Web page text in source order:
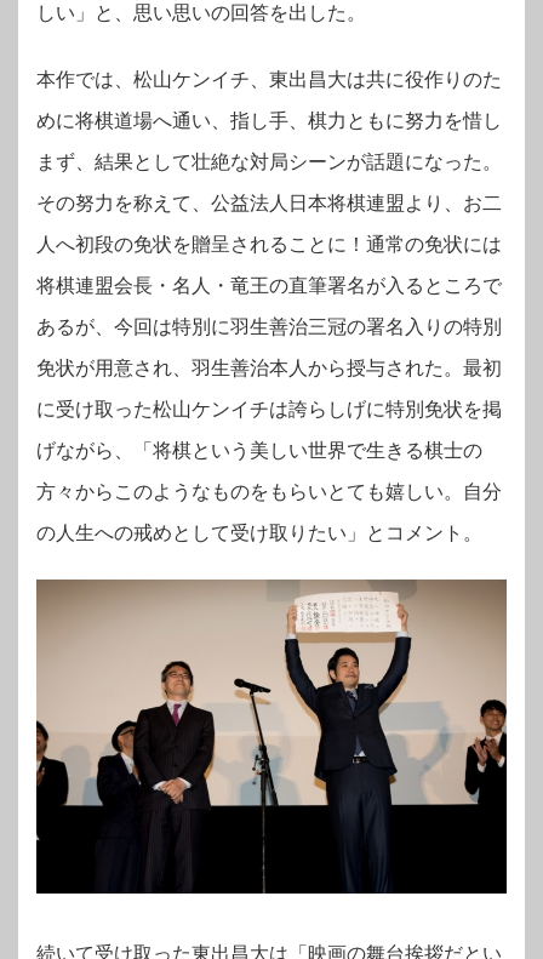
しい」と、思い思いの回答を出した。
本作では、松山ケンイチ、東出昌大は共に役作りのた
めに将棋道場へ通い、指し手、棋力ともに努力を惜し
まず、結果として壮絶な対局シーンが話題になった。
その努力を称えて、公益法人日本将棋連盟より、お二
人へ初段の免状を贈呈されることに！通常の免状には
将棋連盟会長・名人・竜王の直筆署名が入るところで
あるが、今回は特別に羽生善治三冠の署名入りの特別
免状が用意され、羽生善治本人から授与された。最初
に受け取った松山ケンイチは誇らしげに特別免状を掲
げながら、「将棋という美しい世界で生きる棋士の
方々からこのようなものをもらいとても嬉しい。自分
の人生への戒めとして受け取りたい」とコメント。
続いて受け取った東出昌大は「映画の舞台挨拶だとい